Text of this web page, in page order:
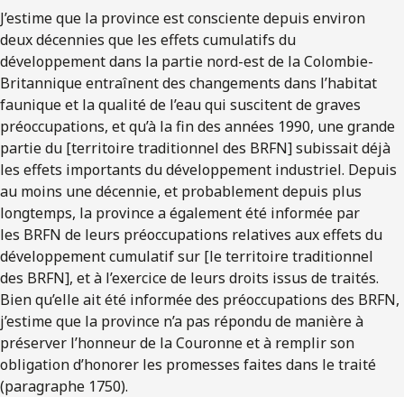
J’estime que la province est consciente depuis environ
deux décennies que les effets cumulatifs du
développement dans la partie nord-est de la Colombie-
Britannique entraînent des changements dans l’habitat
faunique et la qualité de l’eau qui suscitent de graves
préoccupations, et qu’à la fin des années 1990, une grande
partie du [territoire traditionnel des BRFN] subissait déjà
les effets importants du développement industriel. Depuis
au moins une décennie, et probablement depuis plus
longtemps, la province a également été informée par
les BRFN de leurs préoccupations relatives aux effets du
développement cumulatif sur [le territoire traditionnel
des BRFN], et à l’exercice de leurs droits issus de traités.
Bien qu’elle ait été informée des préoccupations des BRFN,
j’estime que la province n’a pas répondu de manière à
préserver l’honneur de la Couronne et à remplir son
obligation d’honorer les promesses faites dans le traité
(paragraphe 1750).